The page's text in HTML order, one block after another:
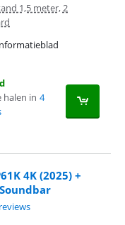
1,5 meter, 2
halen in 4
4K (2025) +
reviews.